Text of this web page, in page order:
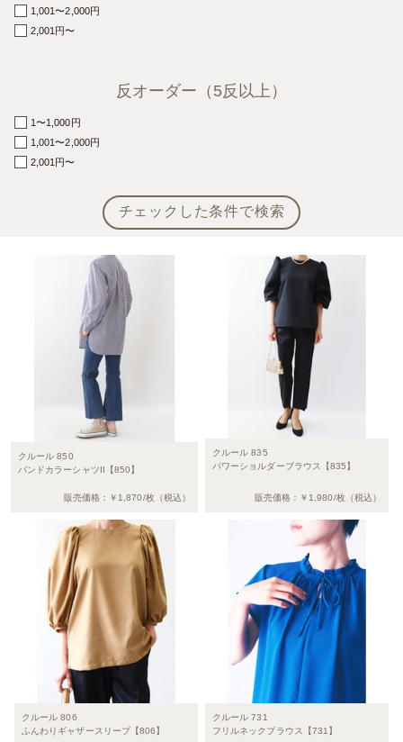
1,001〜2,000円
2,001円〜
反オーダー （5反以上）
1〜1,000円
1,001〜2,000円
2,001円〜
クルール 850
バンドカラーシャツII【850】
販売価格：￥1,870/枚（税込）
クルール 835
パワーショルダーブラウス【835】
販売価格：￥1,980/枚（税込）
クルール 806
ふんわりギャザースリーブ【806】
クルール 731
フリルネックブラウス【731】